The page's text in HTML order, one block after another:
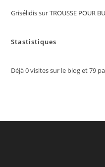
GrisélidissurTROUSSE POUR
Stastistiques
Déjà0visites sur le blog et79